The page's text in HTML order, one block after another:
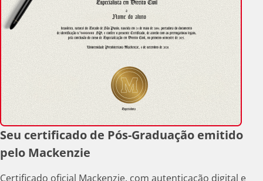
Seu certificado de Pós-Graduação emitido
pelo Mackenzie
Certificado oficial Mackenzie, com autenticação digital e